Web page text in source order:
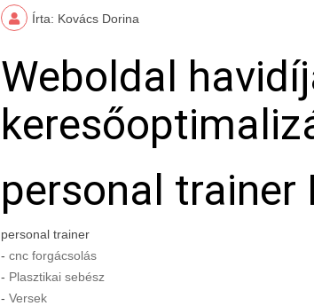
Írta: Kovács Dorina
Weboldal
personal trainer
personal trainer
- cnc forgácsolás
- Plasztikai sebész
- Versek